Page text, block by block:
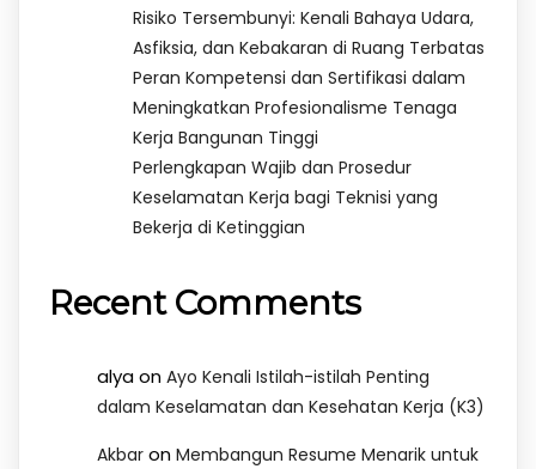
Risiko Tersembunyi: Kenali Bahaya Udara,
Asfiksia, dan Kebakaran di Ruang Terbatas
Peran Kompetensi dan Sertifikasi dalam
Meningkatkan Profesionalisme Tenaga
Kerja Bangunan Tinggi
Perlengkapan Wajib dan Prosedur
Keselamatan Kerja bagi Teknisi yang
Bekerja di Ketinggian
Recent Comments
alyaon Ayo Kenali Istilah-istilah Penting
dalam Keselamatan dan Kesehatan Kerja (K3)
Akbar on Membangun Resume Menarik untuk